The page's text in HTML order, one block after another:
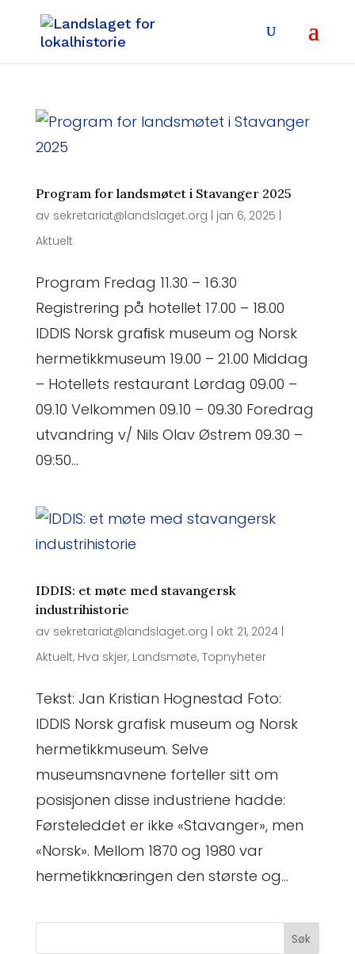
Program for landsmøtet i Stavanger 2025
av sekretariat@landslaget.org jan 6, 2025
Aktuelt
Program Fredag 11.30 – 16.30
Registrering på hotellet 17.00 – 18.00
IDDIS Norsk graﬁsk museum og Norsk
hermetikkmuseum 19.00 – 21.00 Middag
– Hotellets restaurant Lørdag 09.00 –
09.10 Velkommen 09.10 – 09.30 Foredrag
utvandring v/ Nils Olav Østrem 09.30 –
09:50...
IDDIS: et møte med stavangersk
industrihistorie
av sekretariat@landslaget.org okt 21, 2024|
Aktuelt, Hva skjer, Landsmøte, Topnyheter
Tekst: Jan Kristian Hognestad Foto:
IDDIS Norsk grafisk museum og Norsk
hermetikkmuseum. Selve
museumsnavnene forteller sitt om
posisjonen disse industriene hadde:
Førsteleddet er ikke «Stavanger», men
«Norsk». Mellom 1870 og 1980 var
hermetikknæringen den største og...
Søk